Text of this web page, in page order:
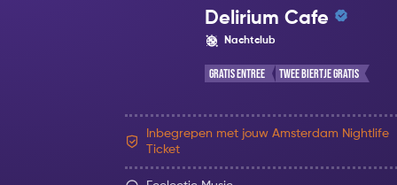
Delirium Cafe
Nachtclub
Gratis Entree Twee Biertje Gratis
Inbegrepen met jouw Amsterdam Nightlife
Ticket